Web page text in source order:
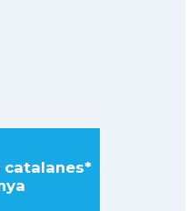
catalanes*